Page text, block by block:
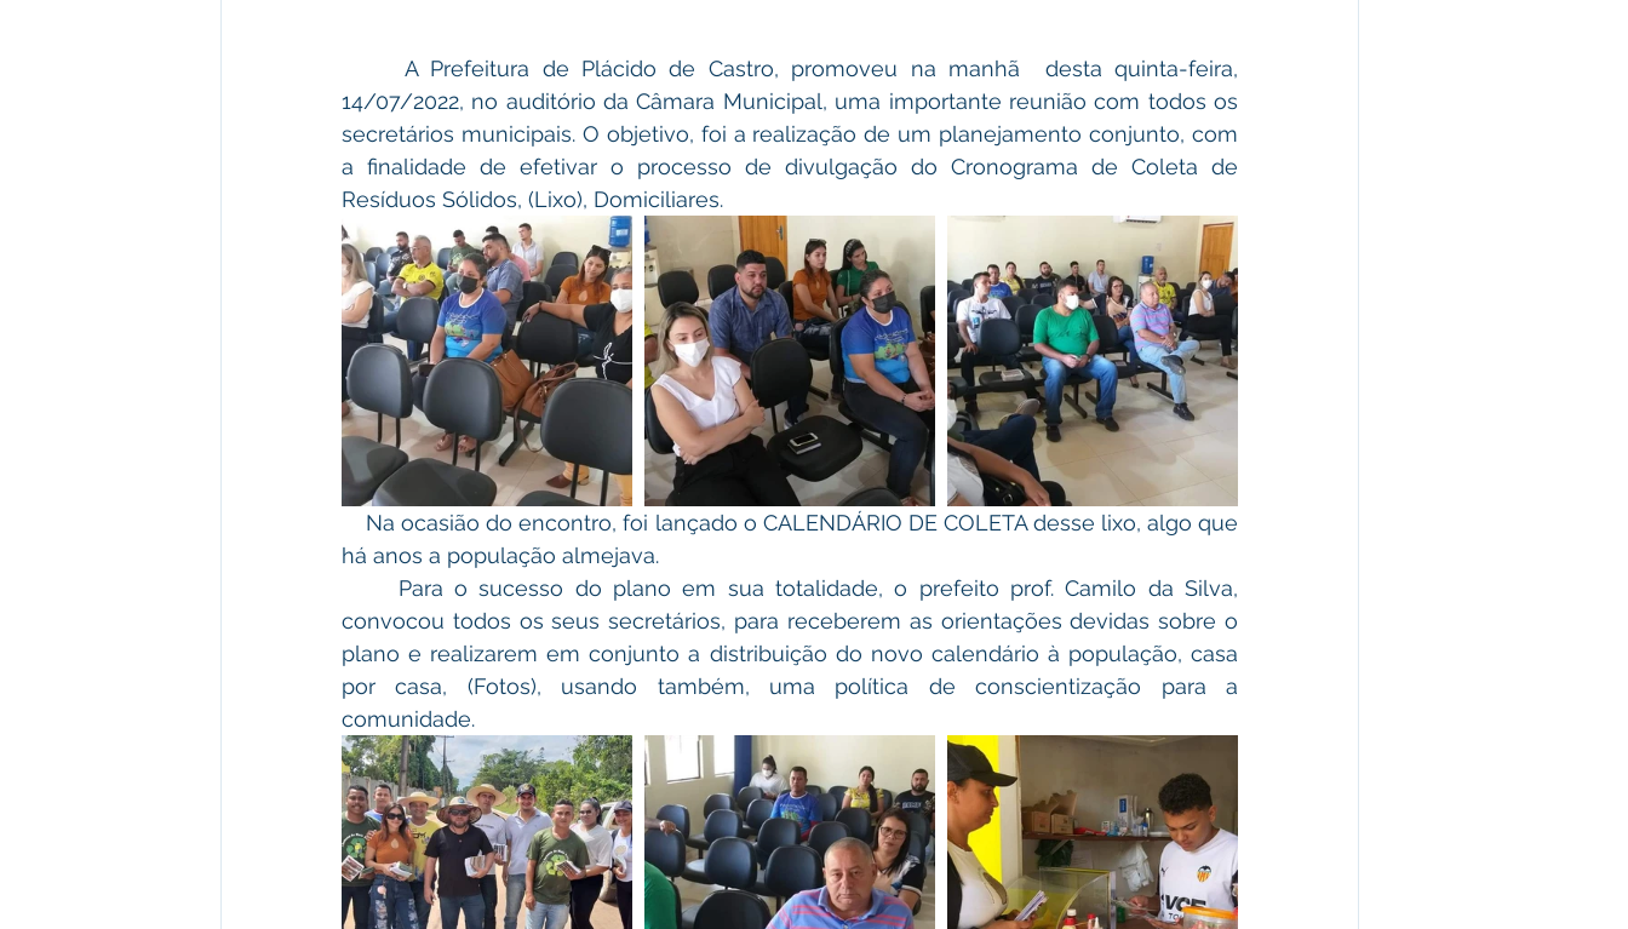
14/07/2022, no auditório da Câmara Municipal, uma importante reunião com todos os
secretários municipais. O objetivo, foi a realização de um planejamento conjunto, com
a finalidade de efetivar o processo de divulgação do Cronograma de Coleta de
Resíduos Sólidos, (Lixo), Domiciliares.
há anos a população almejava.
convocou todos os seus secretários, para receberem as orientações devidas sobre o
plano e realizarem em conjunto a distribuição do novo calendário à população, casa
por casa, (Fotos), usando também, uma política de conscientização para a
comunidade.